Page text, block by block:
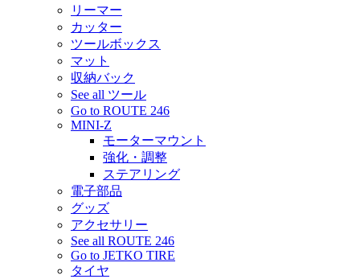
リーマー
カッター
ツールボックス
マット
収納バック
See all ツール
Go to ROUTE 246
MINI-Z
モーターマウント
強化・調整
ステアリング
電子部品
グッズ
アクセサリー
See all ROUTE 246
Go to JETKO TIRE
タイヤ